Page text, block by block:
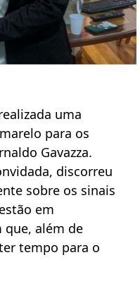
uma
para os
Gavazza.
discorreu
sobre os sinais
em
que, além de
tempo para o